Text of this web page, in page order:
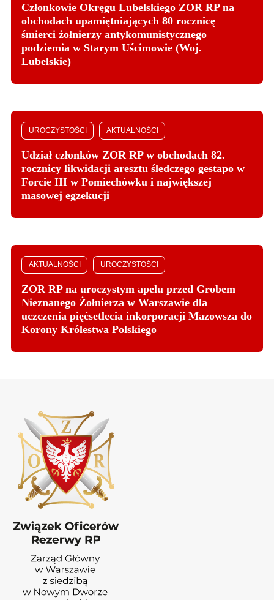
Członkowie Okręgu Lubelskiego ZOR RP na
obchodach upamiętniających 80 rocznicę
śmierci żołnierzy antykomunistycznego
podziemia w Starym Uścimowie (Woj.
Lubelskie)
UROCZYSTOŚCI AKTUALNOŚCI
Udział członków ZOR RP w obchodach 82.
rocznicy likwidacji aresztu śledczego gestapo w
Forcie III w Pomiechówku i największej
masowej egzekucji
AKTUALNOŚCI UROCZYSTOŚCI
ZOR RP na uroczystym apelu przed Grobem
Nieznanego Żołnierza w Warszawie dla
uczczenia pięćsetlecia inkorporacji Mazowsza do
Korony Królestwa Polskiego